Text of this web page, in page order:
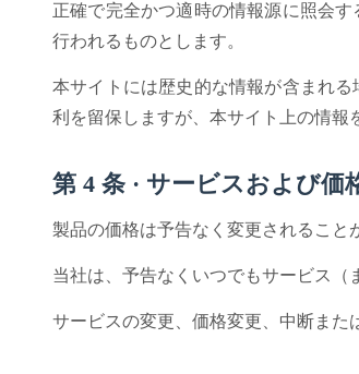
正確で完全かつ適時の情報源に照会
行われるものとします。
本サイトには歴史的な情報が含まれ
利を留保しますが、本サイト上の情報
第 4 条 · サービスおよび価
製品の価格は予告なく変更されること
当社は、予告なくいつでもサービス（
サービスの変更、価格変更、中断また